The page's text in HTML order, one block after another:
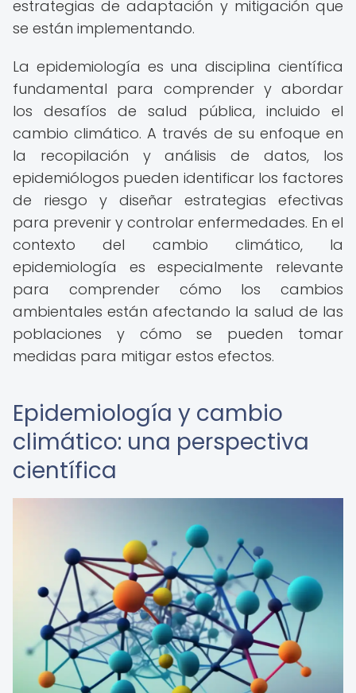
estrategias de adaptación y mitigación que
se están implementando.
La epidemiología es una disciplina científica
fundamental para comprender y abordar
los desafíos de salud pública, incluido el
cambio climático. A través de su enfoque en
la recopilación y análisis de datos, los
epidemiólogos pueden identificar los factores
de riesgo y diseñar estrategias efectivas
para prevenir y controlar enfermedades. En el
contexto del cambio climático, la
epidemiología es especialmente relevante
para comprender cómo los cambios
ambientales están afectando la salud de las
poblaciones y cómo se pueden tomar
medidas para mitigar estos efectos.
Epidemiología y cambio
climático: una perspectiva
científica